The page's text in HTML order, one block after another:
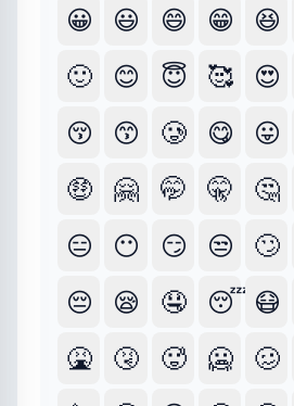
😀 😃 😄 😁 😆
🙂
😊 😇 🥰 😍
😚
😙 🥲 😋 😛
🤑
🤗 🤭 🤫 🤔
😑
😶 😏 😒 🙄
😔
😪 🤤 😴 😷
🤮
🤧 🥵 🥶 🥴